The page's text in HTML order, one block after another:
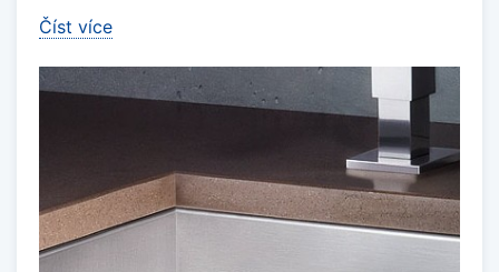
Číst více